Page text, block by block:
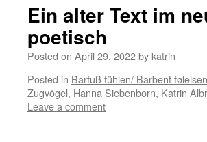
Ein alter Text im
poetisch
Posted on April 29, 2022by katrin
Posted in Barfuß fühlen/ Barbent følelsen
Zugvögel, Hanna Siebenborn, Katrin
Leave a comment